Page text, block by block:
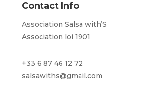
Contact Info
Association Salsa with’S
Association loi 1901
+33 6 87 46 12 72
salsawiths@gmail.com